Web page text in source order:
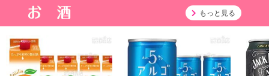
もっと見る